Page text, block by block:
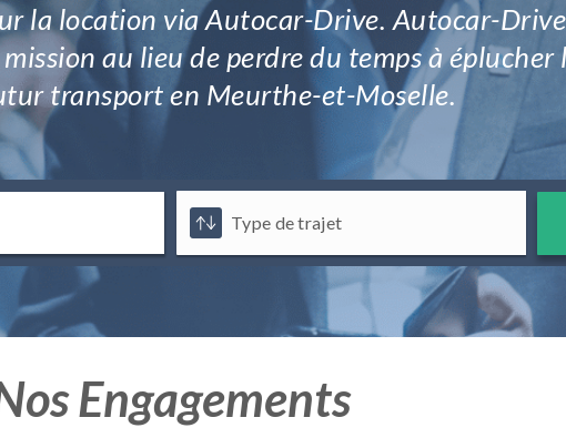
la location via Autocar-Drive. Autocar-
au lieu de perdre du temps à éplucher
transport en Meurthe-et-Moselle.
Engagements